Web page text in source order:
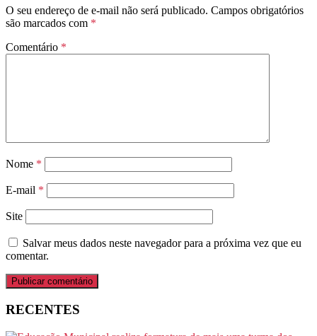
O seu endereço de e-mail não será publicado. Campos obrigatórios
são marcados com *
Comentário *
Nome *
E-mail *
Site
Salvar meus dados neste navegador para a próxima vez que eu
comentar.
RECENTES